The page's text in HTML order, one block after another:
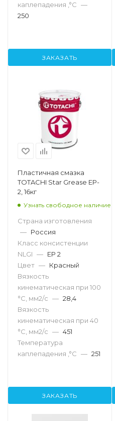
каплепадения ,°C —
250
ЗАКАЗАТЬ
Пластичная смазка
TOTACHI Star Grease EP-
2, 16кг
Узнать свободное наличие
Страна изготовления
— Россия
Класс консистенции
NLGI — EP 2
Цвет — Красный
Вязкость
кинематическая при 100
°С, мм2/с — 28,4
Вязкость
кинематическая при 40
°С, мм2/с — 451
Температура
каплепадения ,°C — 251
ЗАКАЗАТЬ